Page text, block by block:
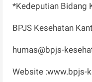
*Kedeputian Bidang
BPJS Kesehatan
humas@bpjs-
Website :www.bpjs-